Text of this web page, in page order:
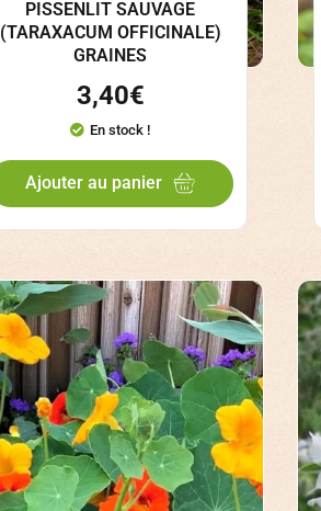
PISSENLIT SAUVAGE
(TARAXACUM OFFICINALE)
GRAINES
3,40€
En stock !
Ajouter au panier